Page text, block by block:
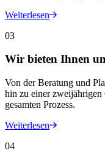
Weiterlesen
03
Wir bieten Ihnen
Von der Beratung und
hin zu einer
gesamten Prozess.
Weiterlesen
04